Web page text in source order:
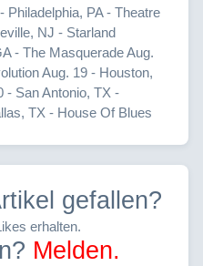
Philadelphia, PA - Theatre
NJ - Starland
- The Masquerade Aug.
Aug. 19 - Houston,
- San Antonio, TX -
TX - House Of Blues
gefallen?
erhalten.
Melden.